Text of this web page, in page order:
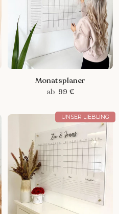
Monatsplaner
ab 99 €
UNSER LIEBLING